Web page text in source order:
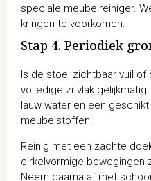
speciale meubelreiniger.
kringen te voorkomen.
Stap 4. Periodiek
Is de stoel zichtbaar vuil
volledige zitvlak
lauw water en een
meubelstoffen.
Reinig met een zachte
cirkelvormige bewegingen
Neem daarna af met